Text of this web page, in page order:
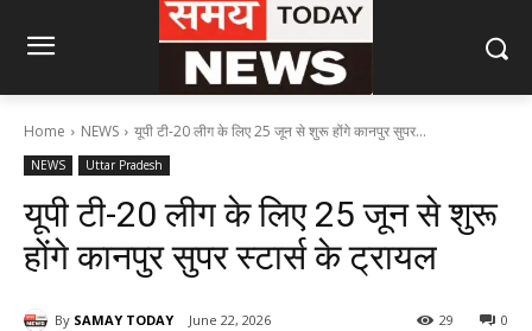
Home NEWS यूपी टी-20 लीग के लिए 25 जून से शुरू होंगे कानपुर सुपर...
NEWS Uttar Pradesh
यूपी टी-20 लीग के लिए 25 जून से शुरू
होंगे कानपुर सुपर स्टार्स के ट्रायल
By SAMAY TODAY June 22, 2026 0
29